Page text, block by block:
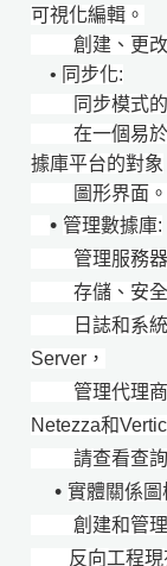
可視化編輯。
創建、更改
• 同步化:
同步模式的
在一個易於
據庫平台的對象
圖形界面。
•管理數據庫:
管理服務器
存儲、安全
日誌和系統
Server，
管理代理商
Netezza和
請查看查詢
•實體關係圖
創建和管理
反向工程現